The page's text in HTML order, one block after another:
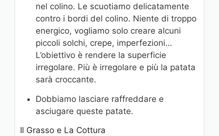
nel colino. Le scuotiamo delicatamente
contro i bordi del colino. Niente di troppo
energico, vogliamo solo creare alcuni
piccoli solchi, crepe, imperfezioni…
L’obiettivo è rendere la superficie
irregolare. Più è irregolare e più la patata
sarà croccante.
Dobbiamo lasciare raffreddare e
asciugare queste patate.
Il Grasso e La Cottura